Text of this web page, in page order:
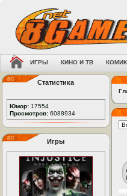
ИГРЫ КИНО И ТВ
Статистика
Юмор: 17554
Просмотров: 6088934
Игры